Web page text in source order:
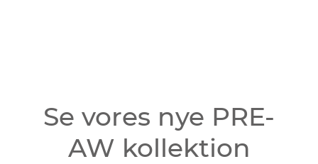
Se vores nye PRE-
AW kollektion